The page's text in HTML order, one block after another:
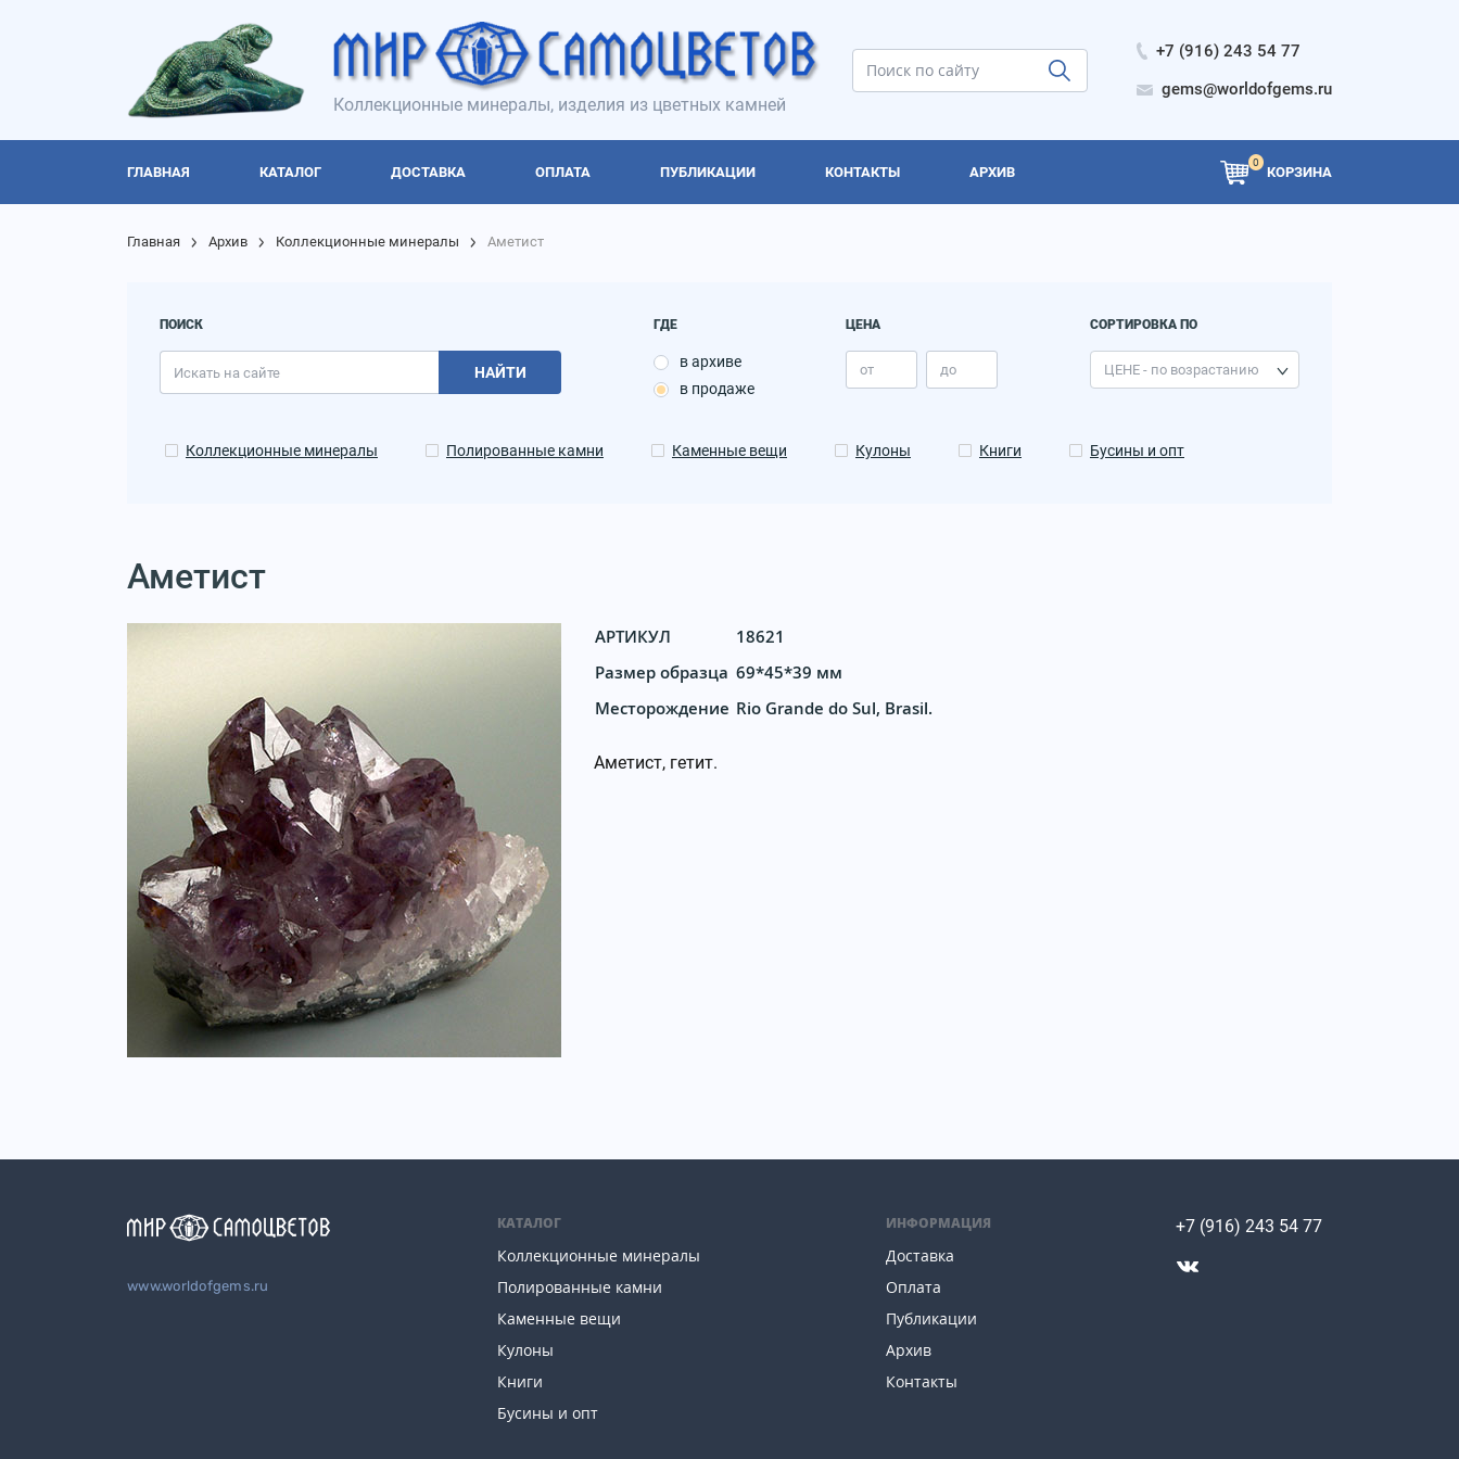
Коллекционные минералы, изделия из цветных камней
+7 (916) 243 54 77
gems@worldofgems.ru
ГЛАВНАЯ КАТАЛОГ ДОСТАВКА ОПЛАТА ПУБЛИКАЦИИ КОНТАКТЫ АРХИВ
0
КОРЗИНА
Главная Архив Коллекционные минералы Аметист
ПОИСК
НАЙТИ
ГДЕ
в архиве
в продаже
ЦЕНА СОРТИРОВКА ПО
Коллекционные минералы Полированные камни Каменные вещи Кулоны Книги Бусины и опт
Аметист
АРТИКУЛ
18621
Размер образца 69*45*39 мм
Месторождение Rio Grande do Sul, Brasil.
Аметист, гетит.
www.worldofgems.ru
КАТАЛОГ
Коллекционные минералы
Полированные камни
Каменные вещи
Кулоны
Книги
Бусины и опт
ИНФОРМАЦИЯ
Доставка
Оплата
Публикации
Архив
Контакты
+7 (916) 243 54 77